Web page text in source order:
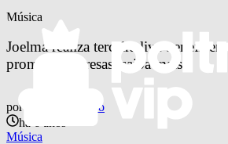
Música
Joelma realiza terceira live
promete surpresas; saiba mais!
por
Otavio Pinheiro
há 6 anos
Música